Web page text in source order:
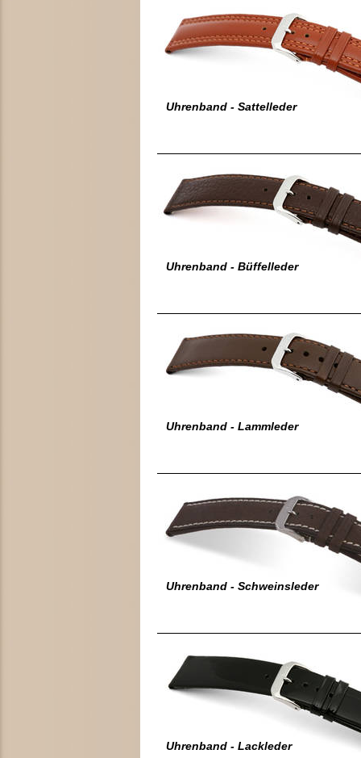
Uhrenband - Sattelleder
Uhrenband - Büffelleder
Uhrenband - Lammleder
Uhrenband - Schweinsleder
Uhrenband - Lackleder